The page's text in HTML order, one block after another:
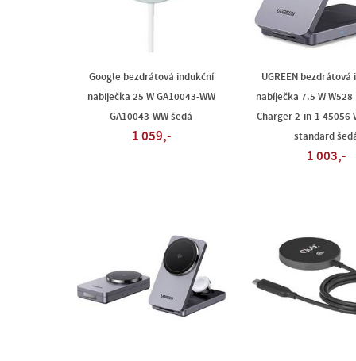
Google bezdrátová indukční
nabíječka 25 W GA10043-WW
GA10043-WW šedá
1 059,-
UGREEN bezdrátová
nabíječka 7.5 W
Charger 2-in-1 45056
standard
1 003,-